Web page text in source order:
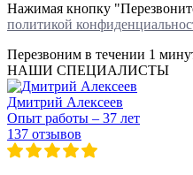
Нажимая кнопку
политикой
Перезвоним в течении 1
НАШИ СПЕЦИАЛИСТЫ
Дмитрий Алексеев
Опыт работы – 37 лет
137 отзывов